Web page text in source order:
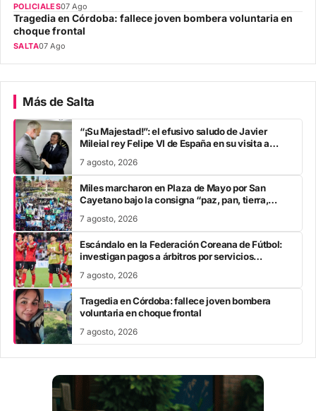
POLICIALES07 Ago
Tragedia en Córdoba: fallece joven bombera voluntaria en
choque frontal
SALTA07 Ago
Más de Salta
“¡Su Majestad!”: el efusivo saludo de Javier
Mileial rey Felipe VI de España en su visita a
7 agosto, 2026
Miles marcharon en Plaza de Mayo por San
Cayetano bajo la consigna “paz, pan, tierra,
7 agosto, 2026
Escándalo en la Federación Coreana de Fútbol:
investigan pagos a árbitros por servicios
7 agosto, 2026
Tragedia en Córdoba: fallece joven bombera
voluntaria en choque frontal
7 agosto, 2026